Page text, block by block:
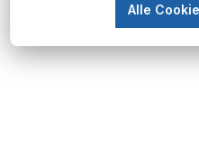
Polyethylen, die
Alle